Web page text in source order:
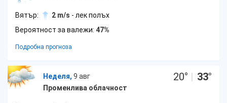
Вятър: 2 m/s - лек полъх
Вероятност за валежи: 47%
Подробна прогноза
Неделя, 9 авг
Променлива облачност
20° | 33°